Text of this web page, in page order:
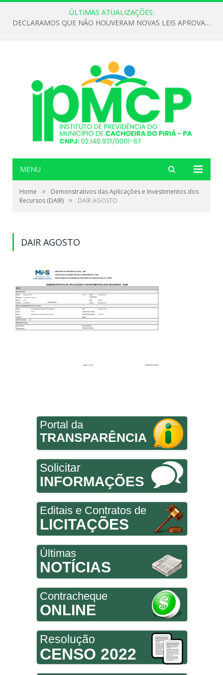
ÚLTIMAS ATUALIZAÇÕES:
DECLARAMOS QUE NÃO HOUVERAM NOVAS LEIS APROVADAS ATÉ O MOMENTO PARA O INSTITUTO DE PREVIDÊNCIA NO ANO DE 2026
MENU
Home »
Demonstrativos das Aplicações e Investimentos dos
Recursos (DAIR) » DAIR AGOSTO
DAIR AGOSTO
Portal da
TRANSPARÊNCIA
Solicitar
INFORMAÇÕES
Editais e Contratos de
LICITAÇÕES
Últimas
NOTÍCIAS
Contracheque
ONLINE
Resolução
CENSO 2022